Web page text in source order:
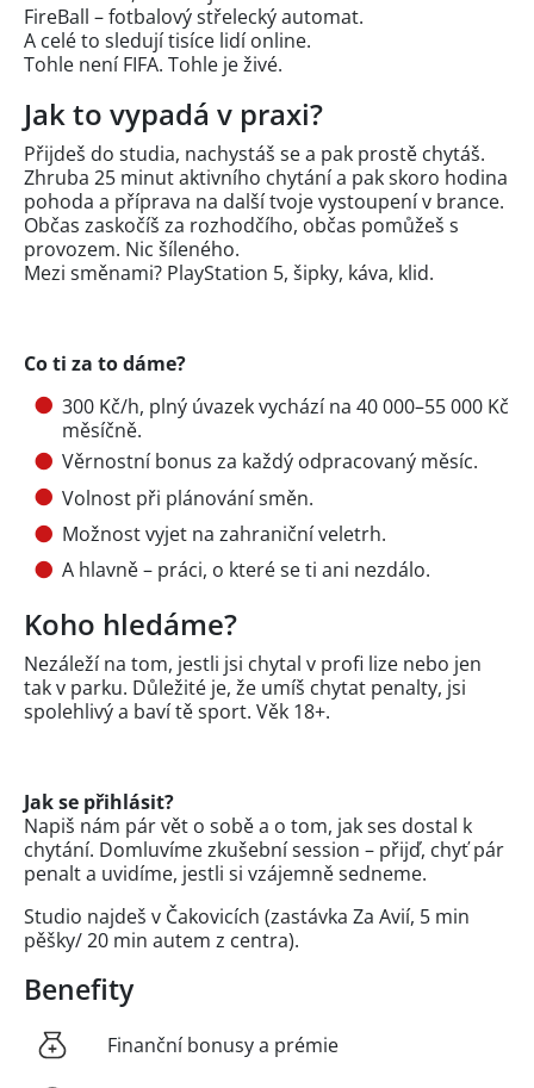
FireBall – fotbalový střelecký automat.
A celé to sledují tisíce lidí online.
Tohle není FIFA. Tohle je živé.
Jak to vypadá v praxi?
Přijdeš do studia, nachystáš se a pak prostě chytáš.
Zhruba 25 minut aktivního chytání a pak skoro hodina
pohoda a příprava na další tvoje vystoupení v brance.
Občas zaskočíš za rozhodčího, občas pomůžeš s
provozem. Nic šíleného.
Mezi směnami? PlayStation 5, šipky, káva, klid.
Co ti za to dáme?
300 Kč/h, plný úvazek vychází na 40 000–55 000 Kč
měsíčně.
Věrnostní bonus za každý odpracovaný měsíc.
Volnost při plánování směn.
Možnost vyjet na zahraniční veletrh.
A hlavně – práci, o které se ti ani nezdálo.
Koho hledáme?
Nezáleží na tom, jestli jsi chytal v profi lize nebo jen
tak v parku. Důležité je, že umíš chytat penalty, jsi
spolehlivý a baví tě sport. Věk 18+.
Jak se přihlásit?
Napiš nám pár vět o sobě a o tom, jak ses dostal k
chytání. Domluvíme zkušební session – přijď, chyť pár
penalt a uvidíme, jestli si vzájemně sedneme.
Studio najdeš v Čakovicích (zastávka Za Avií, 5 min
pěšky/ 20 min autem z centra).
Benefity
Finanční bonusy a prémie